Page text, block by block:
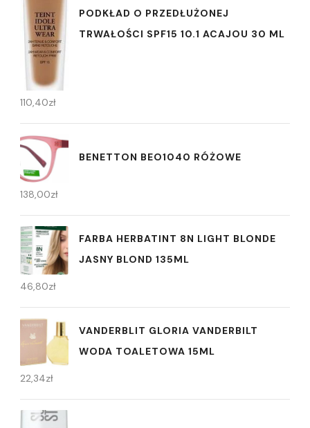
PODKŁAD O PRZEDŁUŻONEJ
TRWAŁOŚCI SPF15 10.1 ACAJOU 30 ML
110,40zł
BENETTON BEO1040 RÓŻOWE
138,00zł
FARBA HERBATINT 8N LIGHT BLONDE
JASNY BLOND 135ML
46,80zł
VANDERBLIT GLORIA VANDERBILT
WODA TOALETOWA 15ML
22,34zł